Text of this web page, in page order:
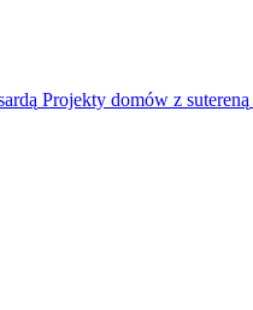
Projekty domów z sutereną